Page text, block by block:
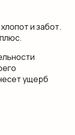
и забот.
ущерб